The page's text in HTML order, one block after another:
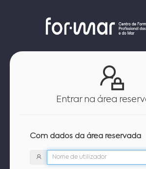
Entrar na área
Com dados da área reservada